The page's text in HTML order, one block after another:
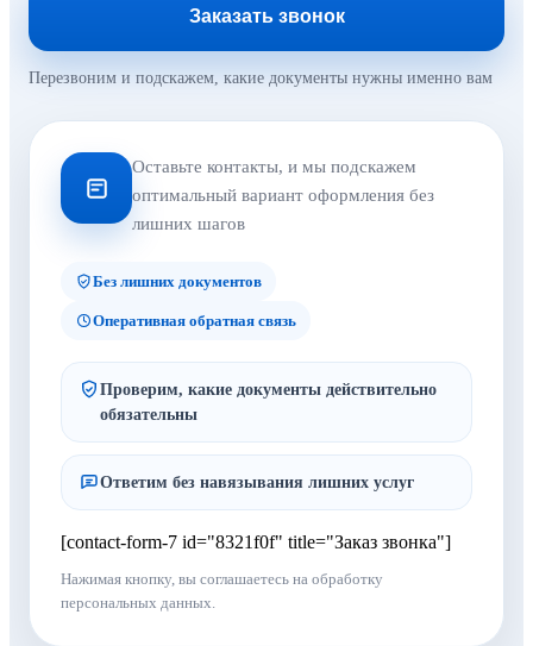
Заказать звонок
Перезвоним и подскажем, какие документы нужны именно вам
Оставьте контакты, и мы подскажем
оптимальный вариант оформления без
лишних шагов
Без лишних документов
Оперативная обратная связь
Проверим, какие документы действительно
обязательны
Ответим без навязывания лишних услуг
[contact-form-7 id="8321f0f" title="Заказ звонка"]
Нажимая кнопку, вы соглашаетесь на обработку
персональных данных.